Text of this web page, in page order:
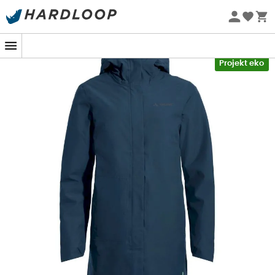
Letnie promocje 🔥 -5% DODATKOWO przy zakupie 2
Projekt eko